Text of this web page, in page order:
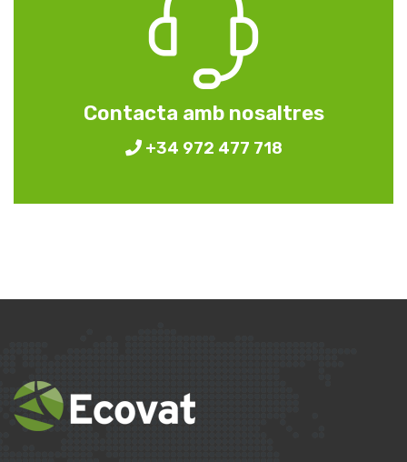
Contacta amb nosaltres
+34 972 477 718